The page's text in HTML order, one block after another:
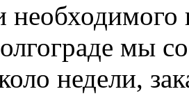
мы
недели,